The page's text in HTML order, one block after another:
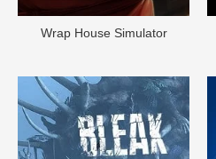
Wrap House Simulator